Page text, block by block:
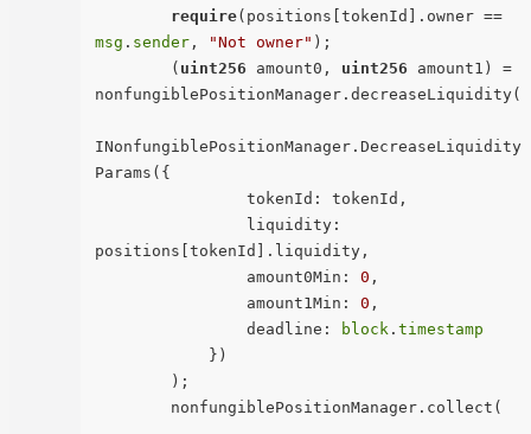
require
msg . sender , "Not owner" );
        (
uint256 amount0, uint256 amount1) =
nonfungiblePositionManager.decreaseLiquidity(
INonfungiblePositionManager.DecreaseLiquidity
Params({
positions[tokenId].liquidity,
                amount0Min:
0 ,
                amount1Min:
0 ,
                deadline:
block . timestamp